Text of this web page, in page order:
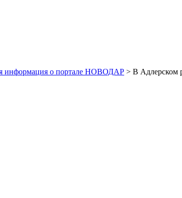
информация о портале НОВОДАР > В Адлерском